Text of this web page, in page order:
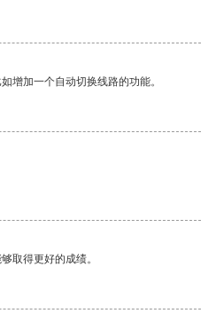
增加一个自动切换线路的功能。
取得更好的成绩。